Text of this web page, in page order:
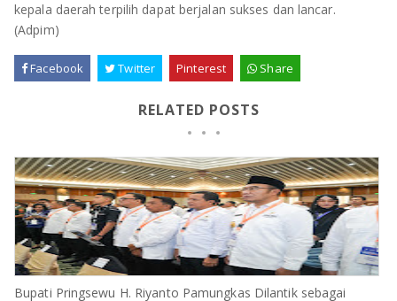
kepala daerah terpilih dapat berjalan sukses dan lancar.
(Adpim)
Facebook Twitter Pinterest Share
RELATED POSTS
Bupati Pringsewu H. Riyanto Pamungkas Dilantik sebagai